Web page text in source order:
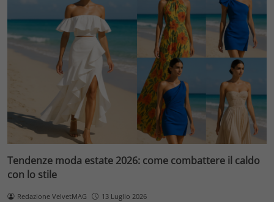
Tendenze moda estate 2026: come combattere il caldo
con lo stile
Redazione VelvetMAG 13 Luglio 2026